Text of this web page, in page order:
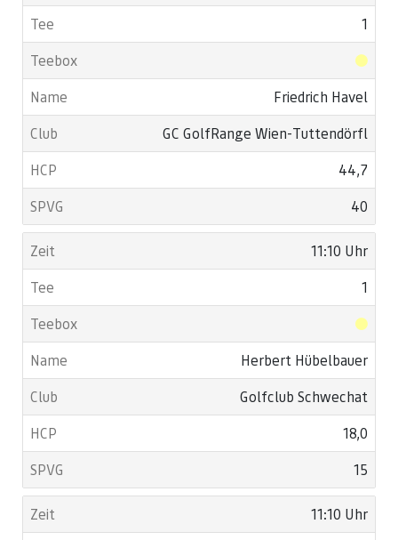
1
Friedrich Havel
GC GolfRange Wien-Tuttendörfl
44,7
40
11:10 Uhr
1
Herbert Hübelbauer
Golfclub Schwechat
18,0
15
11:10 Uhr